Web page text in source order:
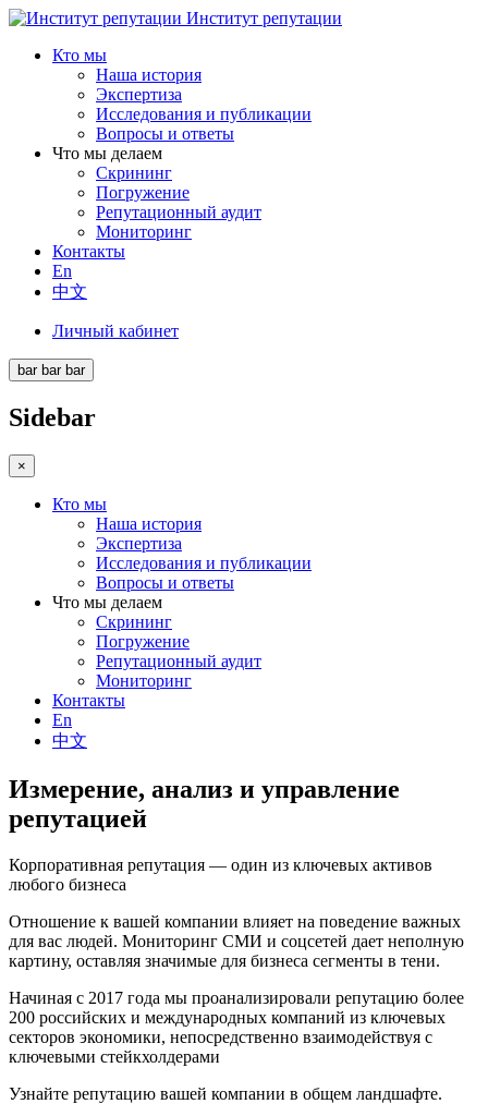
Институт репутации
Кто мы
Наша история
Экспертиза
Исследования и публикации
Вопросы и ответы
Что мы делаем
Скрининг
Погружение
Репутационный аудит
Мониторинг
Контакты
En
中文
Личный кабинет
bar bar bar
Sidebar
×
Кто мы
Наша история
Экспертиза
Исследования и публикации
Вопросы и ответы
Что мы делаем
Скрининг
Погружение
Репутационный аудит
Мониторинг
Контакты
En
中文
Измерение, анализ и управление
репутацией
Корпоративная репутация — один из ключевых активов
любого бизнеса
Отношение к вашей компании влияет на поведение важных
для вас людей. Мониторинг СМИ и соцсетей дает неполную
картину, оставляя значимые для бизнеса сегменты в тени.
Начиная с 2017 года мы проанализировали репутацию более
200 российских и международных компаний из ключевых
секторов экономики, непосредственно взаимодействуя с
ключевыми стейкхолдерами
Узнайте репутацию вашей компании в общем ландшафте.